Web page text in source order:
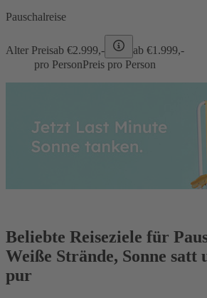
Pauschalreise
Alter Preisab €2.999,- ab €1.999,-
pro PersonPreis pro Person
Beliebte Reiseziele für
Weiße Strände, Sonne satt
pur